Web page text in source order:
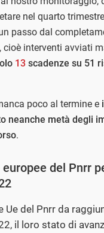
nel quarto
passo dal
, cioè interventi avviati
13 scadenze su 51
poco al termine e
neanche metà degli
.
europee del Pnrr
Ue del Pnrr da
il loro stato di